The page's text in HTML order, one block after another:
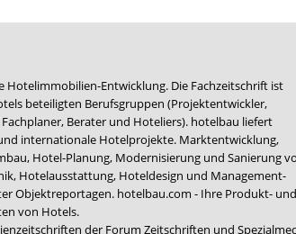
Entwicklung. Die Fachzeitschrift ist
beteiligten Berufsgruppen (Projektentwickler,
Berater und Hoteliers). hotelbau liefert
internationale Hotelprojekte. Marktentwicklung,
Hotel-Planung, Modernisierung und Sanierung
Hotelausstattung, Hoteldesign und Management-
Objektreportagen. hotelbau.com - Ihre Produkt- und
von Hotels.
der Forum Zeitschriften und